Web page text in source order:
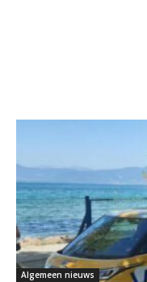
Algemeen nieuws